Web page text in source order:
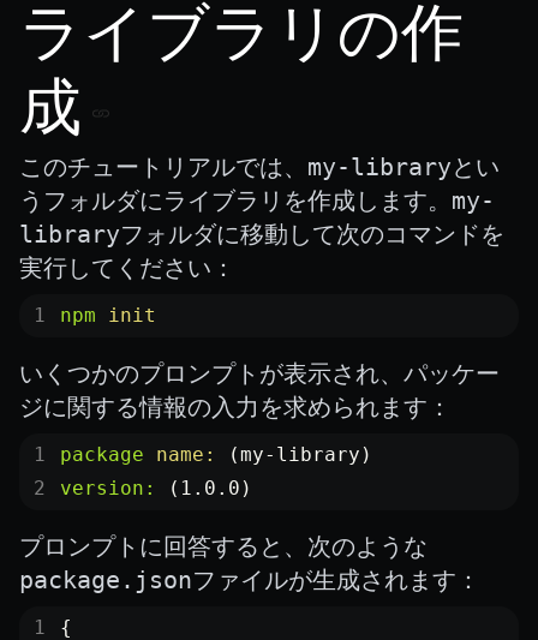
ライブラリの作
成
このチュートリアルでは、 my-libraryとい
うフォルダにライブラリを作成します。 my-
libraryフォルダに移動して次のコマンドを
実行してください：
npm init
いくつかのプロンプトが表示され、パッケー
ジに関する情報の入力を求められます：
package name:
(my-library)
version:
(1.0.0)
プロンプトに回答すると、次のような
package.jsonファイルが生成されます：
{
SceneResource
Texture
TextureManager
UTILS
BitSet
CBORReader
GLTFExtensions
Interfaces
Logger
math
XRSessionState